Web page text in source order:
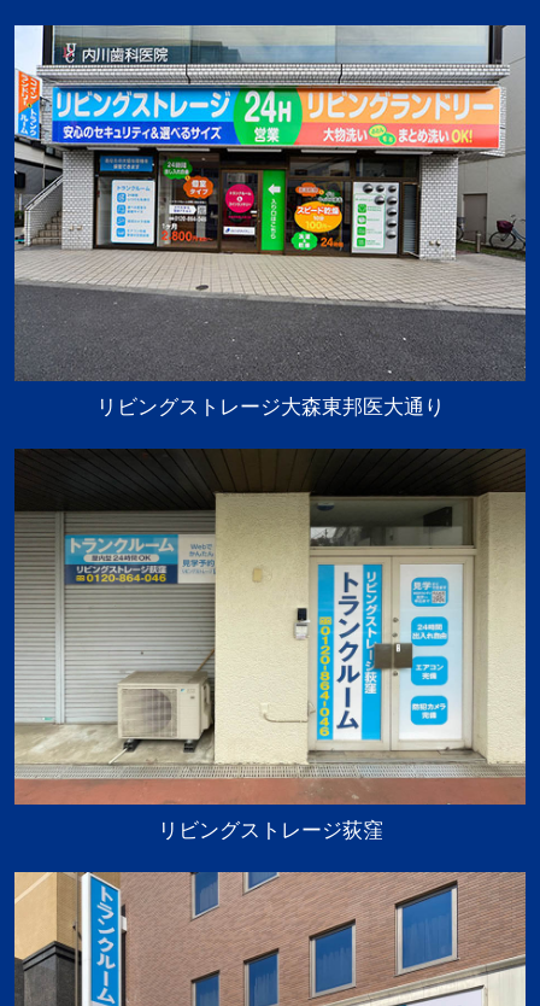
リビングストレージ大森東邦医大通り
リビングストレージ荻窪